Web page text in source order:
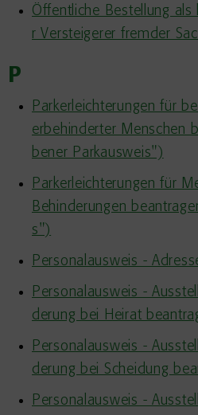
Öffentliche Bestellung
r Versteigerer fremder
P
Parkerleichterungen für
erbehinderter Menschen
bener Parkausweis")
Parkerleichterungen für
Behinderungen
s")
Personalausweis -
Personalausweis -
derung bei Heirat
Personalausweis -
derung bei Scheidung
Personalausweis -